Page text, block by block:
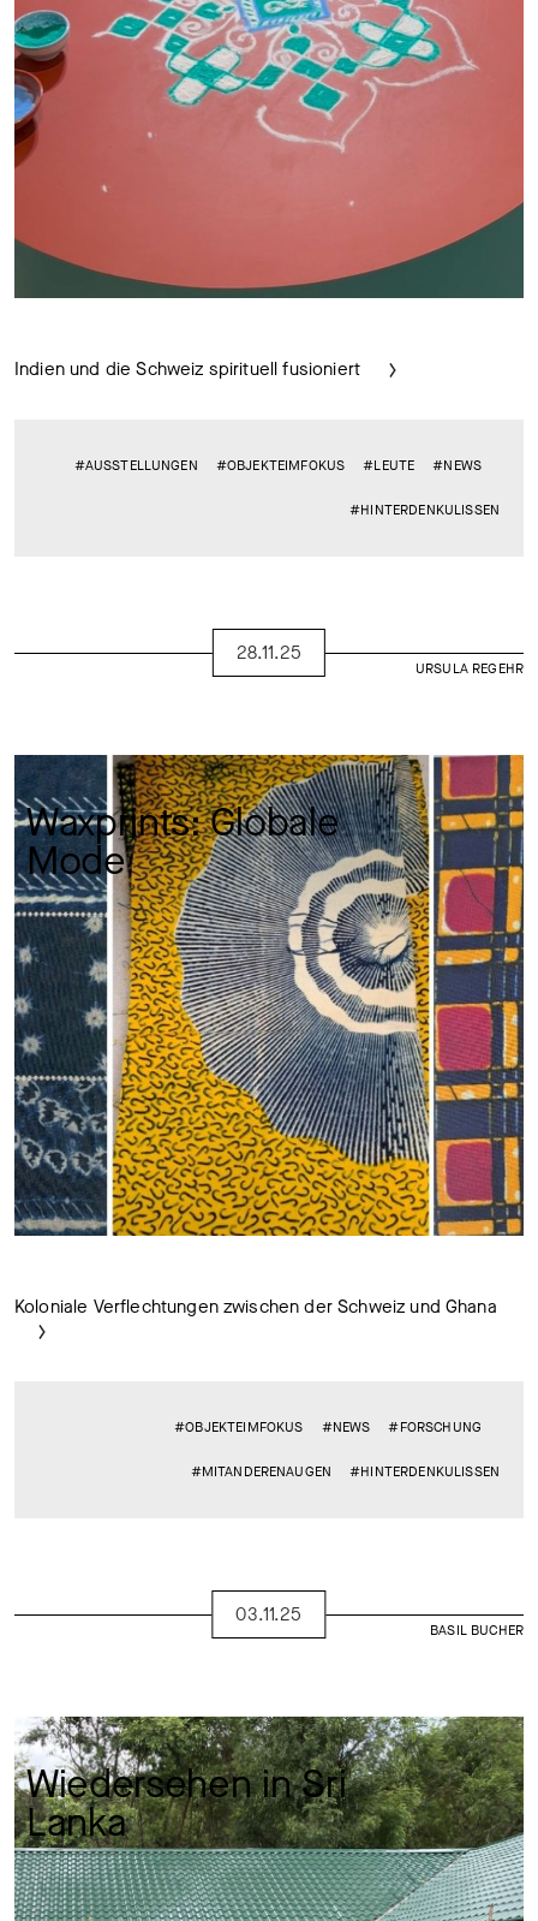
Indien und die Schweiz spirituell fusioniert
#AUSSTELLUNGEN #OBJEKTEIMFOKUS #LEUTE #NEWS
#HINTERDENKULISSEN
URSULA REGEHR
28.11.25
Waxprints: Globale
Mode
Koloniale Verflechtungen zwischen der Schweiz und Ghana
#OBJEKTEIMFOKUS #NEWS #FORSCHUNG
#MITANDERENAUGEN #HINTERDENKULISSEN
BASIL BUCHER
03.11.25
Wiedersehen in Sri
Lanka